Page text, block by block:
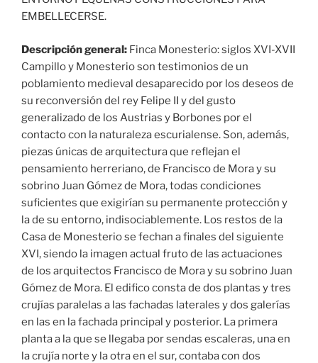
EMBELLECERSE.
Descripción general: Finca Monesterio: siglos XVI-XVII
Campillo y Monesterio son testimonios de un
poblamiento medieval desaparecido por los deseos de
su reconversión del rey Felipe II y del gusto
generalizado de los Austrias y Borbones por el
contacto con la naturaleza escurialense. Son, además,
piezas únicas de arquitectura que reflejan el
pensamiento herreriano, de Francisco de Mora y su
sobrino Juan Gómez de Mora, todas condiciones
suficientes que exigirían su permanente protección y
la de su entorno, indisociablemente. Los restos de la
Casa de Monesterio se fechan a finales del siguiente
XVI, siendo la imagen actual fruto de las actuaciones
de los arquitectos Francisco de Mora y su sobrino Juan
Gómez de Mora. El edifico consta de dos plantas y tres
crujías paralelas a las fachadas laterales y dos galerías
en las en la fachada principal y posterior. La primera
planta a la que se llegaba por sendas escaleras, una en
la crujía norte y la otra en el sur, contaba con dos